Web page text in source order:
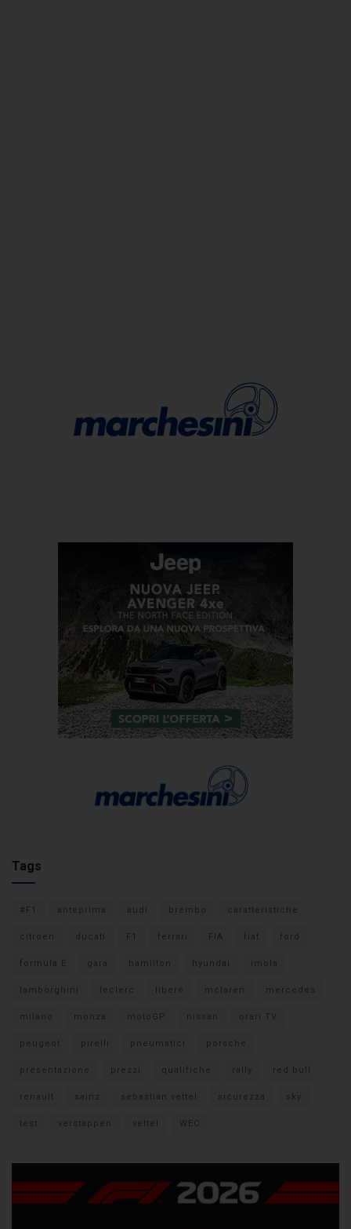
Tags
#F1 anteprima audi brembo caratteristiche
citroen ducati F1 ferrari FIA fiat ford
formula E gara hamilton hyundai imola
lamborghini leclerc libere mclaren mercedes
milano monza motoGP nissan orari TV
peugeot pirelli pneumatici porsche
presentazione prezzi qualifiche rally red bull
renault sainz sebastian vettel sicurezza sky
test verstappen vettel WEC